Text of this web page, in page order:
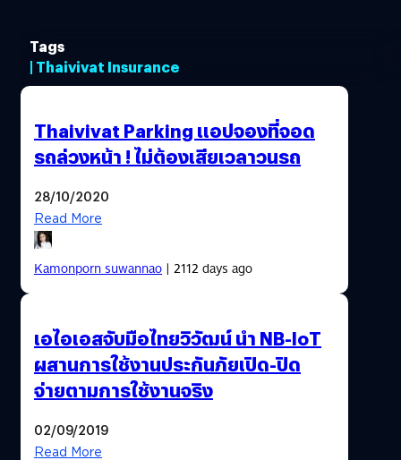
Tags
| Thaivivat Insurance
Thaivivat Parking แอปจองที่จอด
รถล่วงหน้า ! ไม่ต้องเสียเวลาวนรถ
28/10/2020
Read More
Kamonporn suwannao| 2112 days ago
เอไอเอสจับมือไทยวิวัฒน์ นำ NB-IoT
ผสานการใช้งานประกันภัยเปิด-ปิด
จ่ายตามการใช้งานจริง
02/09/2019
Read More